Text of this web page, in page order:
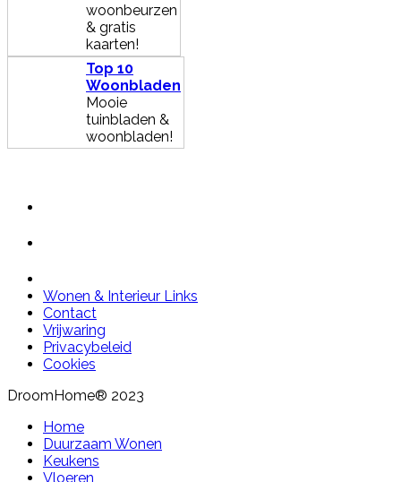
woonbeurzen
& gratis
kaarten!
Top 10
Woonbladen
Mooie
tuinbladen &
woonbladen!
Wonen & Interieur Links
Contact
Vrijwaring
Privacybeleid
Cookies
DroomHome® 2023
Home
Duurzaam Wonen
Keukens
Vloeren